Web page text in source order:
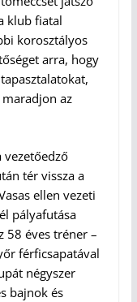
klub fiatal
korosztályos
arra, hogy
maradjon az
tér vissza a
ellen vezeti
pályafutása
58 éves tréner –
férficsapatával
négyszer
bajnok és